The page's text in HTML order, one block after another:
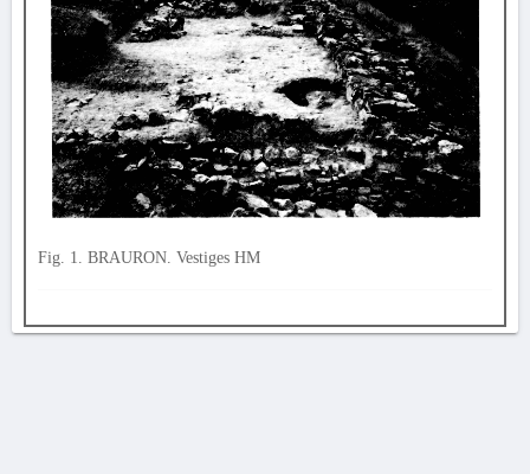
Fig. 1. BRAURON. Vestiges HM